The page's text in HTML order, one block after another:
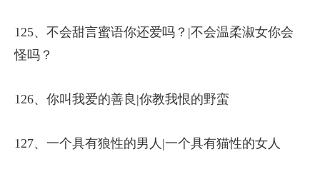
125、不会甜言蜜语你还爱吗？|不会温柔淑女你会
怪吗？
126、你叫我爱的善良|你教我恨的野蛮
127、一个具有狼性的男人|一个具有猫性的女人